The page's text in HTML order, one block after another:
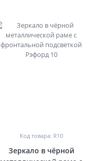
Код товара: R10
Зеркало в чёрной